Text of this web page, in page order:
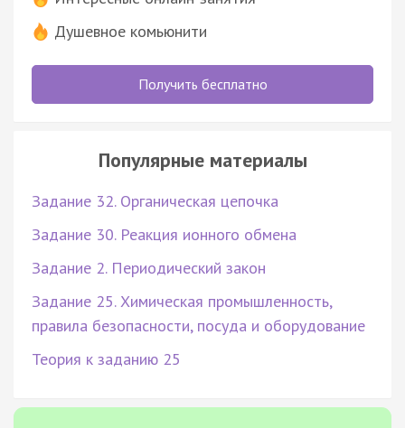
Душевное комьюнити
Получить бесплатно
Популярные материалы
Задание 32. Органическая цепочка
Задание 30. Реакция ионного обмена
Задание 2. Периодический закон
Задание 25. Химическая промышленность,
правила безопасности, посуда и оборудование
Теория к заданию 25